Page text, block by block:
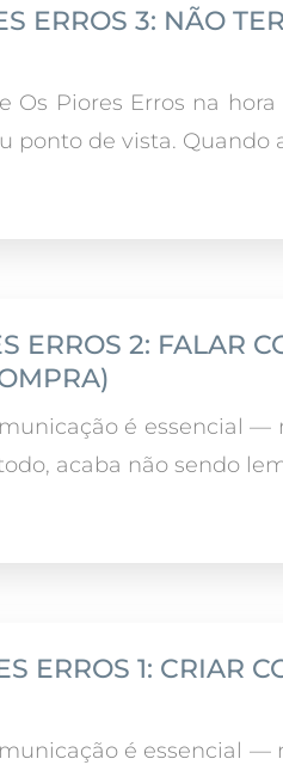
ERROS 3: NÃO
Os Piores Erros na
ponto de vista. Quando
ERROS 2: FALAR
é essencial
acaba não sendo
ERROS 1: CRIAR
é essencial —